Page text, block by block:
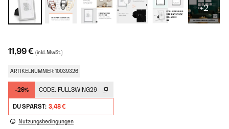
+2
11,99 € (inkl. MwSt.)
ARTIKELNUMMER: 10039326
-29% CODE: FULLSWING29
DU SPARST: 3,48 €
Nutzungsbedingungen